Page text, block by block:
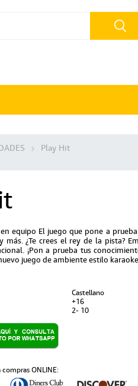
Play Hit
equipo El juego que pone a
más. ¿Te crees el rey de la pista?
¡Pon a prueba tus
juego de ambiente estilo
Castellano
+16
2- 10
ONLINE: